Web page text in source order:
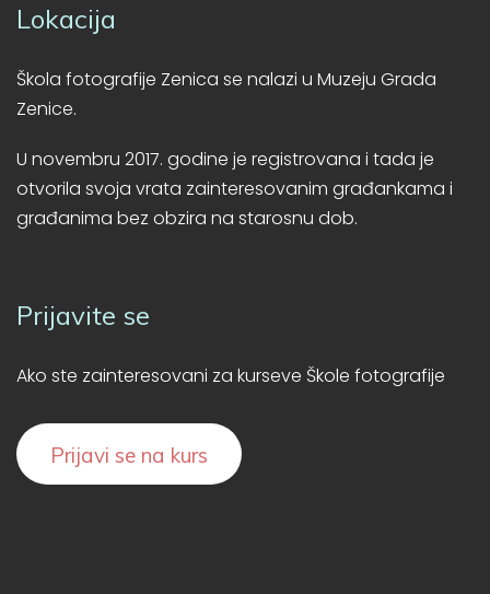
Lokacija
Škola fotografije Zenica se nalazi u Muzeju Grada
Zenice.
U novembru 2017. godine je registrovana i tada je
otvorila svoja vrata zainteresovanim građankama i
građanima bez obzira na starosnu dob.
Prijavite se
Ako ste zainteresovani za kurseve Škole fotografije
Prijavi se na kurs